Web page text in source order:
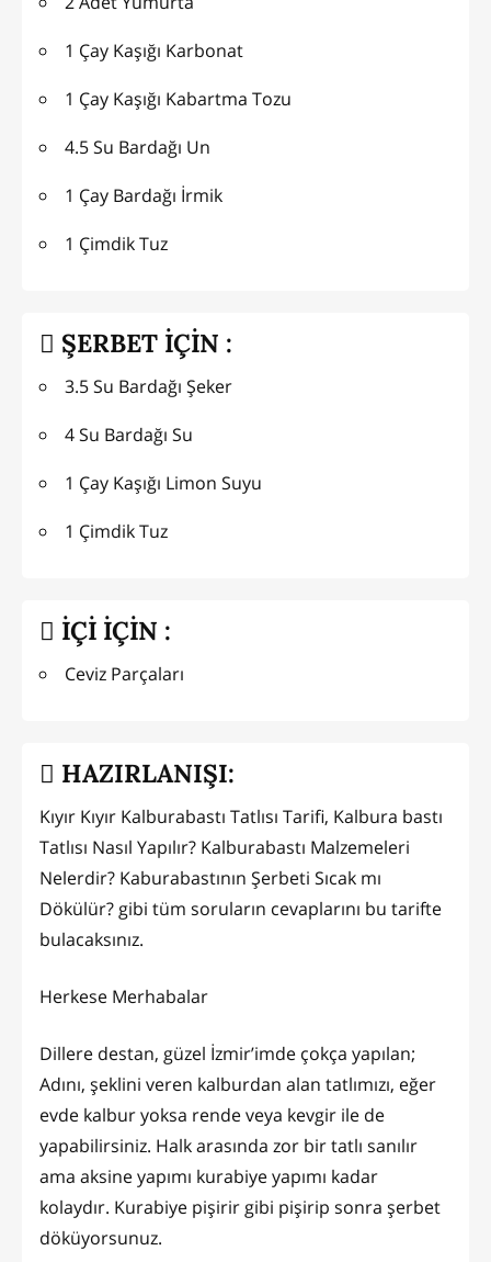
1 Çay Kaşığı Karbonat
1 Çay Kaşığı Kabartma Tozu
4.5 Su Bardağı Un
1 Çay Bardağı İrmik
1 Çimdik Tuz
ŞERBET İÇİN :
3.5 Su Bardağı Şeker
4 Su Bardağı Su
1 Çay Kaşığı Limon Suyu
1 Çimdik Tuz
İÇİ İÇİN :
Ceviz Parçaları
HAZIRLANIŞI:
Kıyır Kıyır Kalburabastı Tatlısı Tarifi, Kalbura bastı
Tatlısı Nasıl Yapılır? Kalburabastı Malzemeleri
Nelerdir? Kaburabastının Şerbeti Sıcak mı
Dökülür? gibi tüm soruların cevaplarını bu tarifte
bulacaksınız.
Herkese Merhabalar
Dillere destan, güzel İzmir’imde çokça yapılan;
Adını, şeklini veren kalburdan alan tatlımızı, eğer
evde kalbur yoksa rende veya kevgir ile de
yapabilirsiniz. Halk arasında zor bir tatlı sanılır
ama aksine yapımı kurabiye yapımı kadar
kolaydır. Kurabiye pişirir gibi pişirip sonra şerbet
döküyorsunuz.